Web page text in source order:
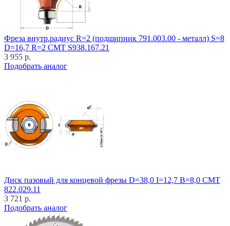
Фреза внутр.радиус R=2 (подшипник 791.003.00 - металл) S=8
D=16,7 R=2 CMT S938.167.21
3 955 р.
Подобрать аналог
Диск пазовый для концевой фрезы D=38,0 I=12,7 B=8,0 CMT
822.029.11
3 721 р.
Подобрать аналог